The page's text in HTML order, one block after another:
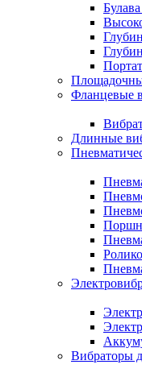
Фланцевые
Длинные
Вибраторы